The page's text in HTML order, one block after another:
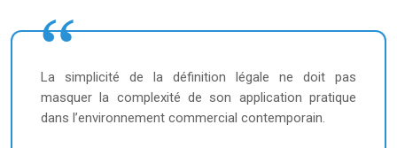
La simplicité de la définition légale ne doit pas
masquer la complexité de son application pratique
dans l’environnement commercial contemporain.